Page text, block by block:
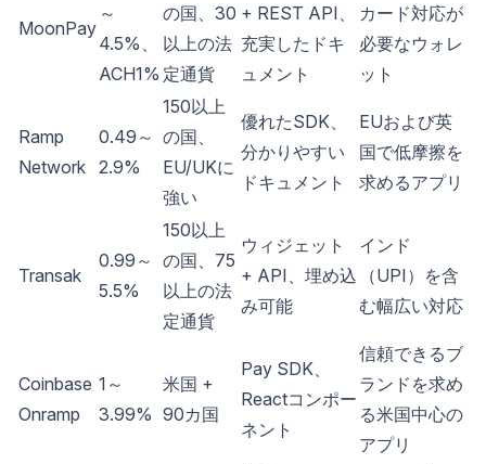
MoonPay
～
4.5%、
ACH1%
の国、30
以上の法
定通貨
+ REST API、
充実したドキ
ュメント
カード対応が
必要なウォレ
ット
Ramp
Network
0.49～
2.9%
150以上
の国、
EU/UKに
強い
優れたSDK、
分かりやすい
ドキュメント
EUおよび英
国で低摩擦を
求めるアプリ
Transak
0.99～
5.5%
150以上
の国、75
以上の法
定通貨
ウィジェット
+ API、埋め込
み可能
インド
（UPI）を含
む幅広い対応
Coinbase
Onramp
1～
3.99%
米国 +
90カ国
Pay SDK、
Reactコンポー
ネント
信頼できるブ
ランドを求め
る米国中心の
アプリ